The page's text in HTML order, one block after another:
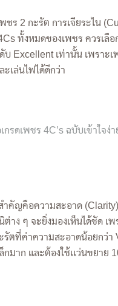
ชร 2 กะรัต การเจียระไน
ทั้งหมดของเพชร ควรเลื
บ Excellent เท่านั้น เพราะ
เล่นไฟได้ดีกว่า
กรดเพชร 4C’s ฉบับเข้าใจง่
ำคัญคือความสะอาด
ต่าง ๆ จะยิ่งมองเห็นได้ชัด เ
รัตที่ค่าความสะอาดน้อยกว่า
มาก และต้องใช้เเว่นขยาย